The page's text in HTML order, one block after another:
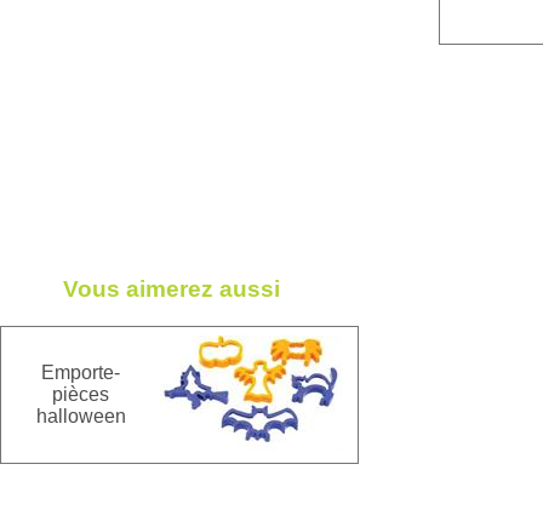
Vous aimerez aussi
Emporte-
pièces
halloween